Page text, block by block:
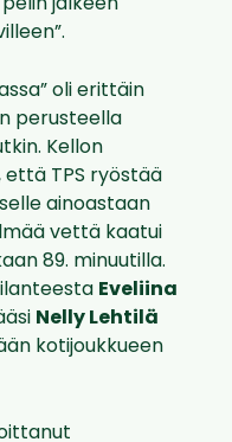
jälkeen
oli erittäin
perusteella
Kellon
että TPS ryöstää
ainoastaan
vettä kaatui
89. minuutilla.
Eveliina
Nelly Lehtilä
kotijoukkueen